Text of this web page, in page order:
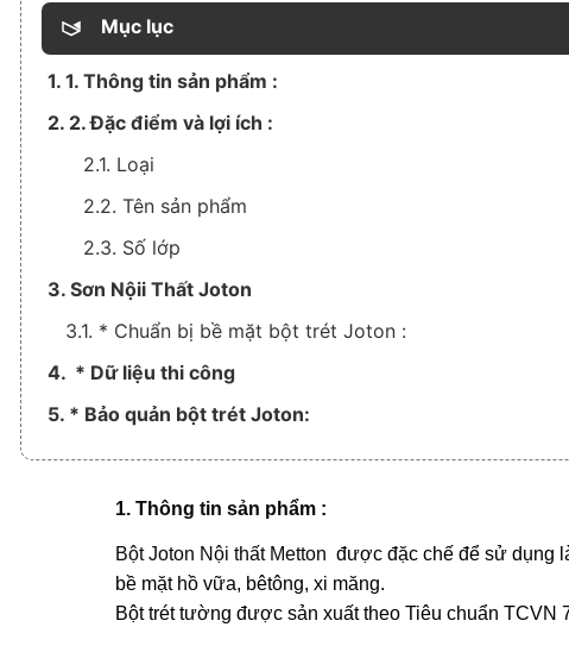
Mục lục
1. 1. Thông tin sản phẩm :
2. 2. Đặc điểm và lợi ích :
2.1. Loại
2.2. Tên sản phẩm
2.3. Số lớp
3. Sơn Nộii Thất Joton
3.1. * Chuẩn bị bề mặt bột trét Joton :
4. * Dữ liệu thi công
5. * Bảo quản bột trét Joton:
1. Thông tin sản phẩm :
Bột Joton Nội thất Metton được đặc chế để sử dụng
bề mặt hồ vữa, bêtông, xi măng.
Bột trét tường được sản xuất theo Tiêu chuẩn TCVN